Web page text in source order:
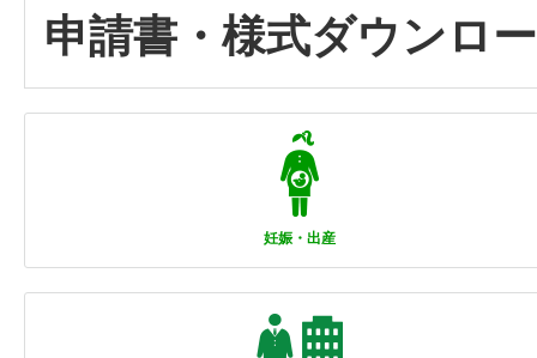
申請書・様式ダウンロ
妊娠・出産